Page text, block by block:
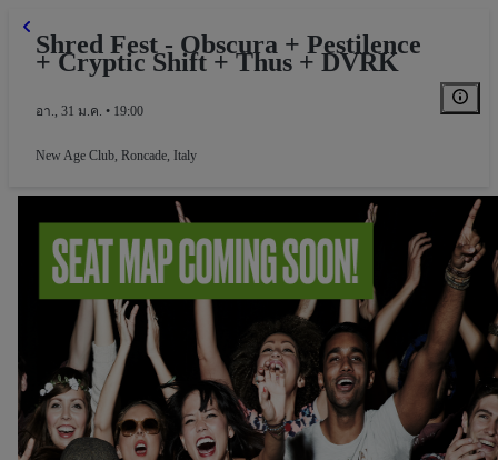
Shred Fest - Obscura + Pestilence
+ Cryptic Shift + Thus + DVRK
อา., 31 ม.ค. • 19:00
New Age Club, Roncade, Italy